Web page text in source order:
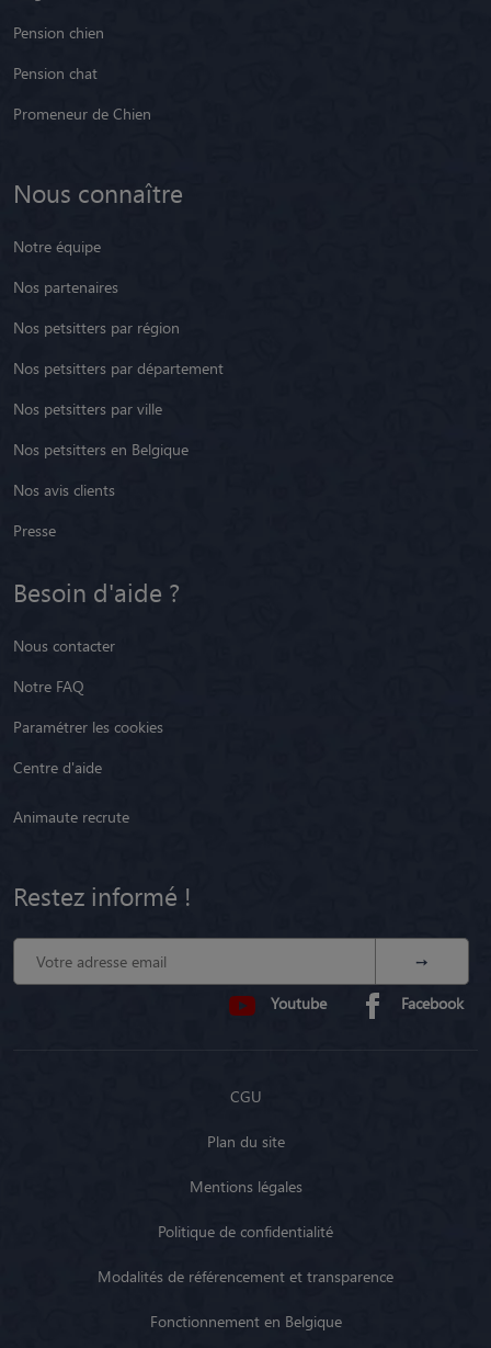
Pension chien
Pension chat
Promeneur de Chien
Nous connaître
Notre équipe
Nos partenaires
Nos petsitters par région
Nos petsitters par département
Nos petsitters par ville
Nos petsitters en Belgique
Nos avis clients
Presse
Besoin d'aide ?
Nous contacter
Notre FAQ
Paramétrer les cookies
Centre d'aide
Animaute recrute
Restez informé !
Youtube Facebook
CGU
Plan du site
Mentions légales
Politique de confidentialité
Modalités de référencement et transparence
Fonctionnement en Belgique